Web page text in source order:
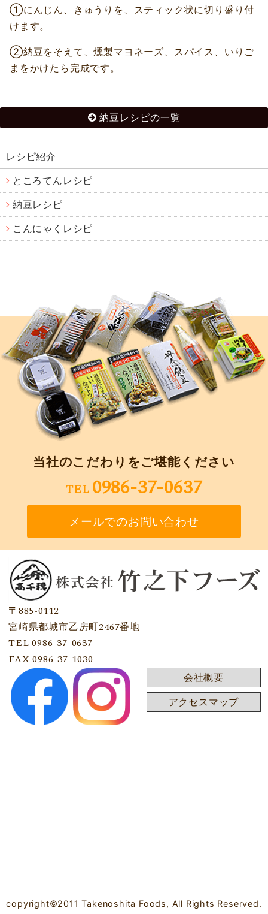
①にんじん、きゅうりを、スティック状に切り盛り付
けます。
②納豆をそえて、燻製マヨネーズ、スパイス、いりご
まをかけたら完成です。
納豆レシピの一覧
レシピ紹介
ところてんレシピ
納豆レシピ
こんにゃくレシピ
当社のこだわりをご堪能ください
TEL 0986-37-0637
メールでのお問い合わせ
〒885-0112
宮崎県都城市乙房町2467番地
TEL 0986-37-0637
FAX 0986-37-1030
会社概要
アクセスマップ
copyright©2011 Takenoshita Foods, All Rights Reserved.